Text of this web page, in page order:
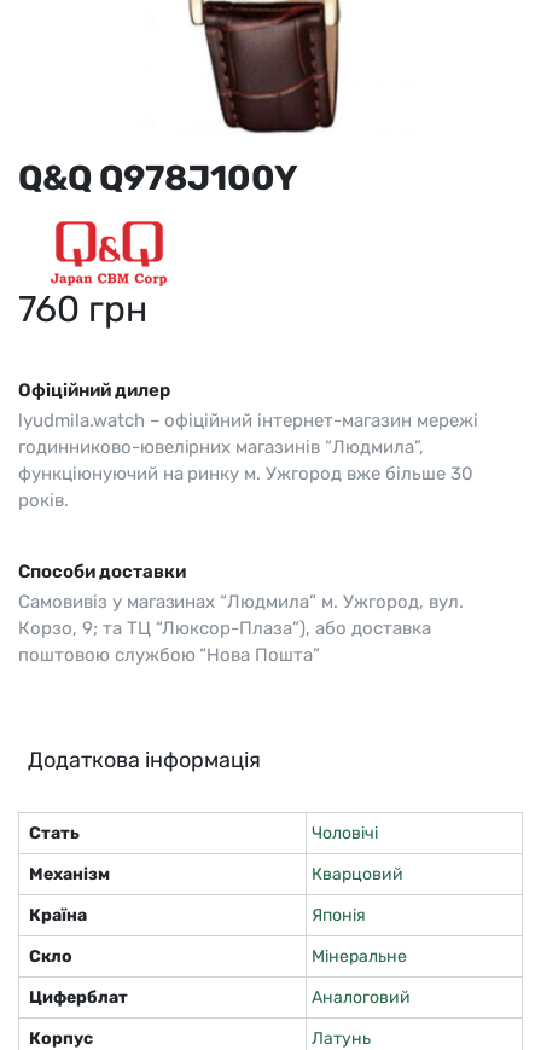
Q&Q Q978J100Y
760 грн
Офіційний дилер
lyudmila.watch – офіційний інтернет-магазин мережі
годинниково-ювелірних магазинів “Людмила”,
функціюнуючий на ринку м. Ужгород вже більше 30
років.
Способи доставки
Самовивіз у магазинах “Людмила” м. Ужгород, вул.
Корзо, 9; та ТЦ “Люксор-Плаза”), або доставка
поштовою службою “Нова Пошта”
Додаткова інформація
Стать
Чоловічі
Механізм
Кварцовий
Країна
Японія
Скло
Мінеральне
Циферблат
Аналоговий
Корпус
Латунь